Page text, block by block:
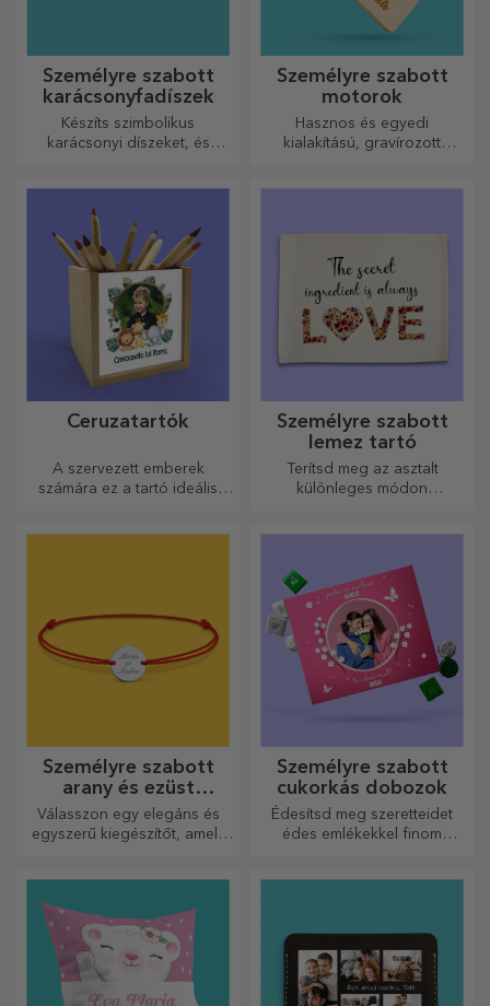
Személyre szabott
karácsonyfadíszek
Készíts szimbolikus
karácsonyi díszeket, és
Személyre szabott
motorok
Hasznos és egyedi
kialakítású, gravírozott
Ceruzatartók
A szervezett emberek
számára ez a tartó ideális
Személyre szabott
lemez tartó
Terítsd meg az asztalt
különleges módon
Személyre szabott
arany és ezüst
karkötők
Válasszon egy elegáns és
egyszerű kiegészítőt, amely
Személyre szabott
cukorkás dobozok
Édesítsd meg szeretteidet
édes emlékekkel finom